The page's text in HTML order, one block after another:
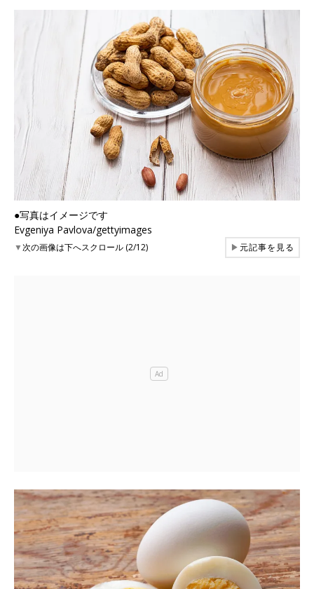
●写真はイメージです
Evgeniya Pavlova/gettyimages
▼次の画像は下へスクロール (2/12) ▶元記事を見る